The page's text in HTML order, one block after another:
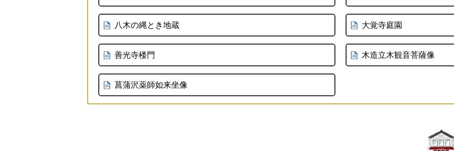
八木の縄とき地蔵 大覚寺庭園
善光寺楼門 木造立木観音菩薩像
菖蒲沢薬師如来坐像